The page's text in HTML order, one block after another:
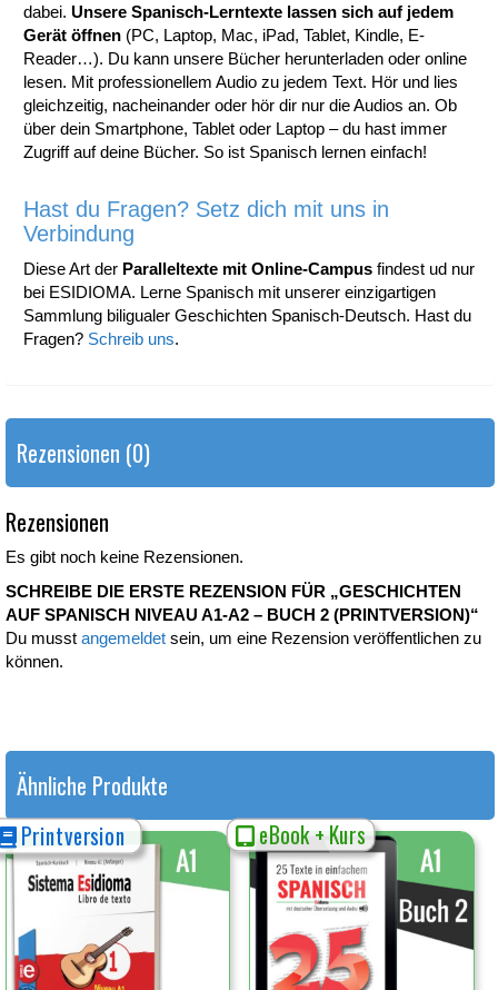
dabei. Unsere Spanisch-Lerntexte lassen sich auf jedem
Gerät öffnen (PC, Laptop, Mac, iPad, Tablet, Kindle, E-
Reader…). Du kann unsere Bücher herunterladen oder online
lesen. Mit professionellem Audio zu jedem Text. Hör und lies
gleichzeitig, nacheinander oder hör dir nur die Audios an. Ob
über dein Smartphone, Tablet oder Laptop – du hast immer
Zugriff auf deine Bücher. So ist Spanisch lernen einfach!
Hast du Fragen? Setz dich mit uns in
Verbindung
Diese Art der Paralleltexte mit Online-Campus findest ud nur
bei ESIDIOMA. Lerne Spanisch mit unserer einzigartigen
Sammlung biligualer Geschichten Spanisch-Deutsch. Hast du
Fragen? Schreib uns.
Rezensionen (0)
Rezensionen
Es gibt noch keine Rezensionen.
SCHREIBE DIE ERSTE REZENSION FÜR „GESCHICHTEN
AUF SPANISCH NIVEAU A1-A2 – BUCH 2 (PRINTVERSION)“
Du musst angemeldet sein, um eine Rezension veröffentlichen zu
können.
Ähnliche Produkte
Printversion eBook + Kurs